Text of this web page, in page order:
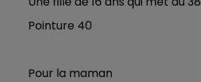
Pointure 40
Pour la maman